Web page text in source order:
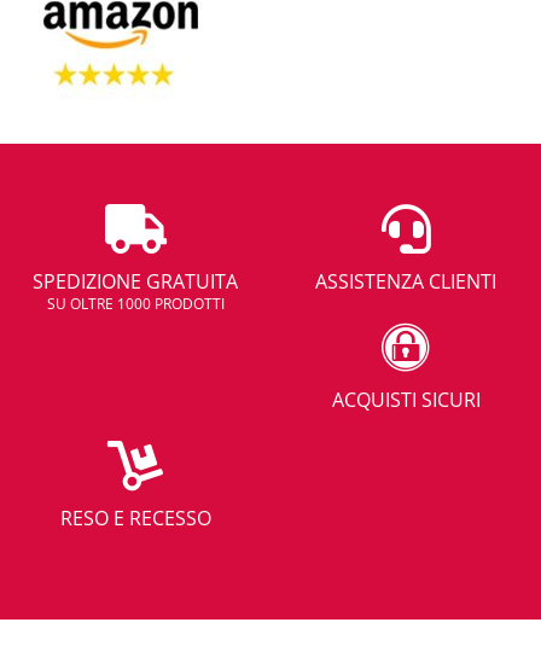
SPEDIZIONE GRATUITA
SU OLTRE 1000 PRODOTTI
ASSISTENZA CLIENTI
ACQUISTI SICURI
RESO E RECESSO